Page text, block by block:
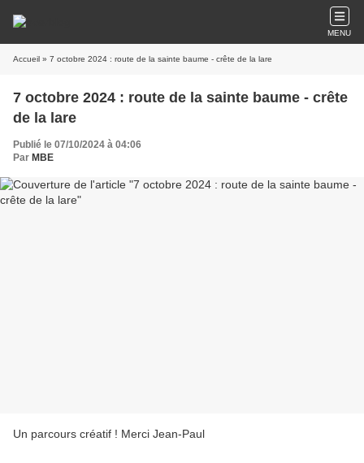
MENU
Accueil » 7 octobre 2024 : route de la sainte baume - crête de la lare
7 octobre 2024 : route de la sainte baume - crête
de la lare
Publié le 07/10/2024 à 04:06
Par MBE
Un parcours créatif ! Merci Jean-Paul